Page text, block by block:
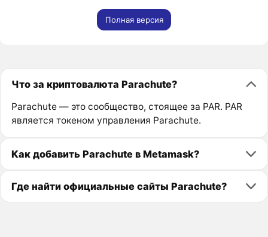
Полная версия
Что за криптовалюта Parachute?
Parachute — это сообщество, стоящее за PAR. PAR
является токеном управления Parachute.
Как добавить Parachute в Metamask?
Где найти официальные сайты Parachute?